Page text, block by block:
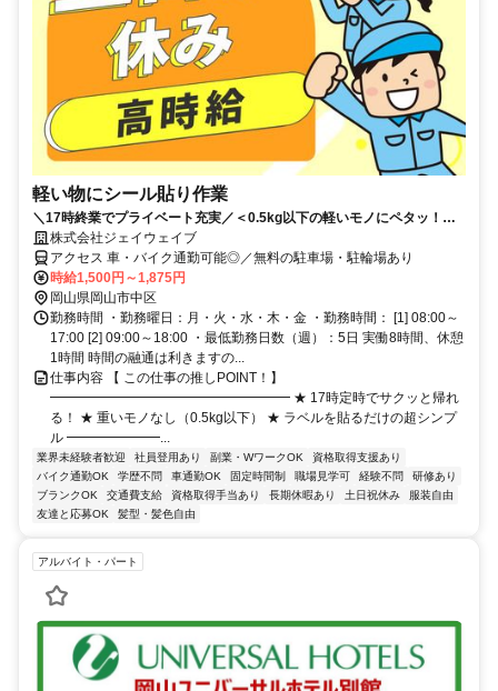
軽い物にシール貼り作業
＼17時終業でプライベート充実／＜0.5kg以下の軽いモノにペタッ！＞
土日祝休み×履歴書不要×即レス対応◎
株式会社ジェイウェイブ
アクセス 車・バイク通勤可能◎／無料の駐車場・駐輪場あり
時給1,500円～1,875円
岡山県岡山市中区
勤務時間 ・勤務曜日：月・火・水・木・金 ・勤務時間： [1] 08:00～
17:00 [2] 09:00～18:00 ・最低勤務日数（週）：5日 実働8時間、休憩
1時間 時間の融通は利きますの...
仕事内容 【 この仕事の推しPOINT！】
━━━━━━━━━━━━━━━━━━ ★ 17時定時でサクッと帰れ
る！ ★ 重いモノなし（0.5kg以下） ★ ラベルを貼るだけの超シンプ
ル ━━━━━━━...
業界未経験者歓迎 社員登用あり 副業・WワークOK
資格取得支援あり
バイク通勤OK
学歴不問 車通勤OK 固定時間制 職場見学可 経験不問
研修あり
ブランクOK
交通費支給 資格取得手当あり 長期休暇あり 土日祝休み
服装自由
友達と応募OK
髪型・髪色自由
アルバイト・パート